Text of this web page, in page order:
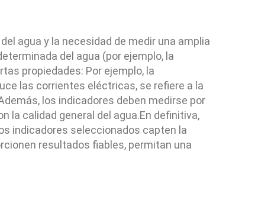
agua y la necesidad de medir una amplia
del agua (por ejemplo, la
propiedades: Por ejemplo, la
las corrientes eléctricas, se refiere a la
los indicadores deben medirse por
la calidad general del agua.En definitiva,
indicadores seleccionados capten la
resultados fiables, permitan una